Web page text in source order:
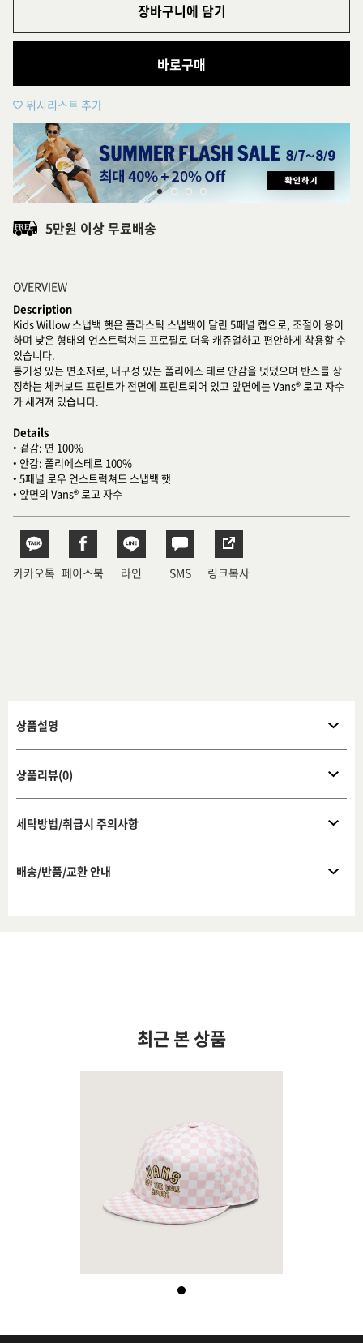
장바구니에 담기
바로구매
위시리스트 추가
5만원 이상 무료배송
OVERVIEW
Description
Kids Willow 스냅백 햇은 플라스틱 스냅백이 달린 5패널 캡으로, 조절이 용이
하며 낮은 형태의 언스트럭쳐드 프로필로 더욱 캐쥬얼하고 편안하게 착용할 수
있습니다.
통기성 있는 면소재로, 내구성 있는 폴리에스 테르 안감을 덧댔으며 반스를 상
징하는 체커보드 프린트가 전면에 프린트되어 있고 앞면에는 Vans® 로고 자수
가 새겨져 있습니다.
Details
• 겉감: 면 100%
• 안감: 폴리에스테르 100%
• 5패널 로우 언스트럭쳐드 스냅백 햇
• 앞면의 Vans® 로고 자수
카카오톡 페이스북 라인 SMS 링크복사
상품설명
상품리뷰(0)
세탁방법/취급시 주의사항
배송/반품/교환 안내
최근 본 상품